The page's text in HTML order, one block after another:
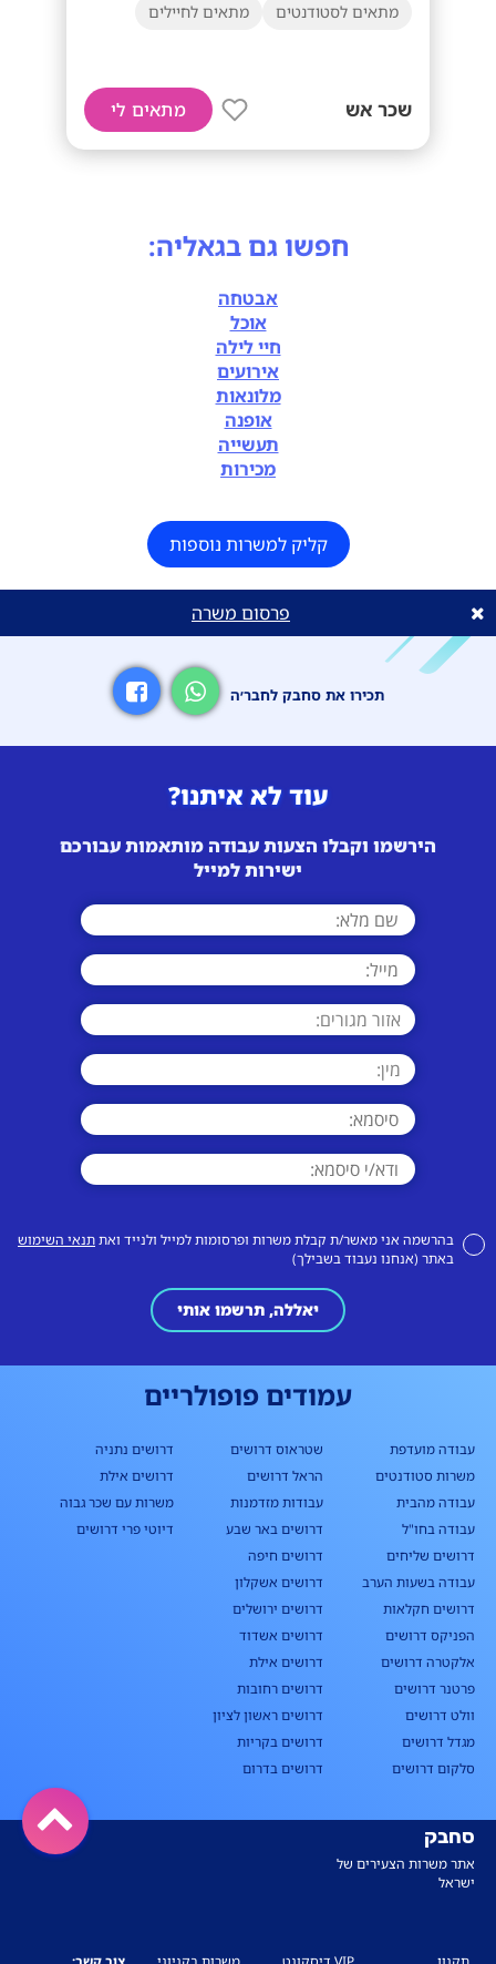
מתאים לסטודנטים מתאים לחיילים
שכר אש מתאים לי
חפשו גם בגאליה:
אבטחה
אוכל
חיי לילה
אירועים
מלונאות
אופנה
תעשייה
מכירות
קליק למשרות נוספות
פרסום משרה
תכירו את סחבק לחבר׳ה
עוד לא איתנו?
הירשמו וקבלו הצעות עבודה מותאמות עבורכם
ישירות למייל
בהרשמה אני מאשר/ת קבלת משרות ופרסומות למייל ולנייד ואתתנאי השימוש
באתר (אנחנו נעבוד בשבילך)
יאללה, תרשמו אותי
עמודים פופולריים
עבודה מועדפת
משרות סטודנטים
עבודה מהבית
עבודה בחו"ל
דרושים שליחים
עבודה בשעות הערב
דרושים חקלאות
הפניקס דרושים
אלקטרה דרושים
פרטנר דרושים
וולט דרושים
מגדל דרושים
סלקום דרושים
שטראוס דרושים
הראל דרושים
עבודות מזדמנות
דרושים באר שבע
דרושים חיפה
דרושים אשקלון
דרושים ירושלים
דרושים אשדוד
דרושים אילת
דרושים רחובות
דרושים ראשון לציון
דרושים בקריות
דרושים בדרום
דרושים נתניה
דרושים אילת
משרות עם שכר גבוה
דיוטי פרי דרושים
סחבק
אתר משרות הצעירים של
ישראל